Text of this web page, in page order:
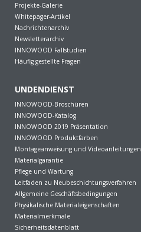
Projekte-Galerie
Whitepager-Artikel
Nachrichtenarchiv
Newsletterarchiv
INNOWOOD Fallstudien
Häufig gestellte Fragen
UNDENDIENST
INNOWOOD-Broschüren
INNOWOOD-Katalog
INNOWOOD 2019 Präsentation
INNOWOOD Produktfarben
Montageanweisung und Videoanleitungen
Materialgarantie
Pflege und Wartung
Leitfaden zu Neubeschichtungsverfahren
Allgemeine Geschäftsbedingungen
Physikalische Materialeigenschaften
Materialmerkmale
Sicherheitsdatenblatt